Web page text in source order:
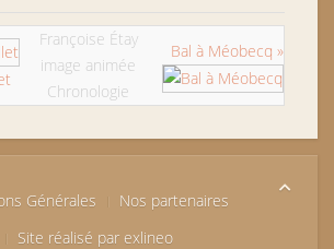
Françoise Étay
image animée
Chronologie
Bal à Méobecq »
Générales
Nos partenaires
Site réalisé par exlineo